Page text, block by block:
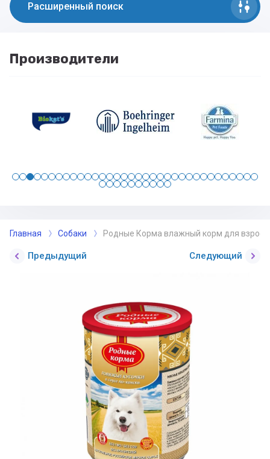
Расширенный поиск
Производители
Главная Собаки Родные Корма влажный корм для
Предыдущий Следующий